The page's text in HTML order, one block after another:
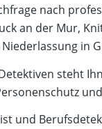
nach
an der Mur,
in
steht
und